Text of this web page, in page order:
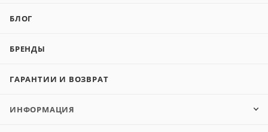
БЛОГ
БРЕНДЫ
ГАРАНТИИ И ВОЗВРАТ
ИНФОРМАЦИЯ